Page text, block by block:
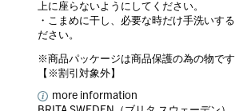
上に座らないようにしてください。
・こまめに干し、必要な時だけ手洗いす
ださい。
※商品パッケージは商品保護の為の物で
【※割引対象外】
more information